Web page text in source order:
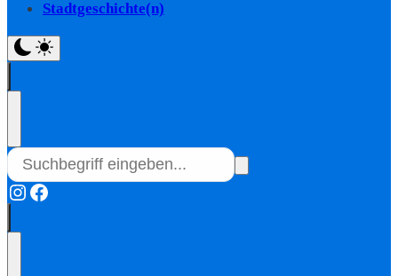
Stadtgeschichte(n)
Instagram
Facebook